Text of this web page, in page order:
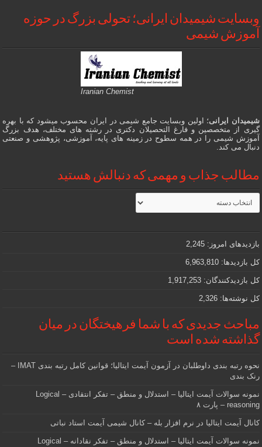
وبسایت شیمیدان ایرانی؛ تحولی بزرگ در حوزه
آموزش شیمی
Iranian Chemist
شیمیدان ایرانی؛ اولین وبسایت جامع شیمی در ایران محسوب میشود که با بهره
گیری از متخصصین و فارغ التحصیلان دکتری در رشته های مختلف، هدف بزرگ
آموزش شیمی را در همه سطوح در زمینه های پایه، آموزشی، پژوهشی و صنعتی
دنبال می کند.
مطالب جذاب و مهمی که دنبالش هستید
مطالب
جذاب
و
که
دنبالش
هستید
بازدیدهای امروز:2,245
کل بازدیدها:6,963,810
کل بازدیدکنند‌گان:1,917,253
کل نوشته‌ها:2,326
مباحث جدیدی که با شما فرهیختگان در میان
گذاشته شده است
نحوه رتبه بندی داوطلبان در آزمون آیمت ایتالیا؛ قوانین کامل رتبه بندی IMAT –
رنک بندی
نمونه سوالات آیمت ایتالیا – استدلال و منطق – تفکر انتقادی – Logical
reasoning – پارت ۸
کانال آیمت ایتالیا در نرم افزار بله – کانال شیمی آیمت استاد نباتی
نمونه سوالات آیمت ایتالیا – استدلال و منطق – تفکر نقادانه – Logical